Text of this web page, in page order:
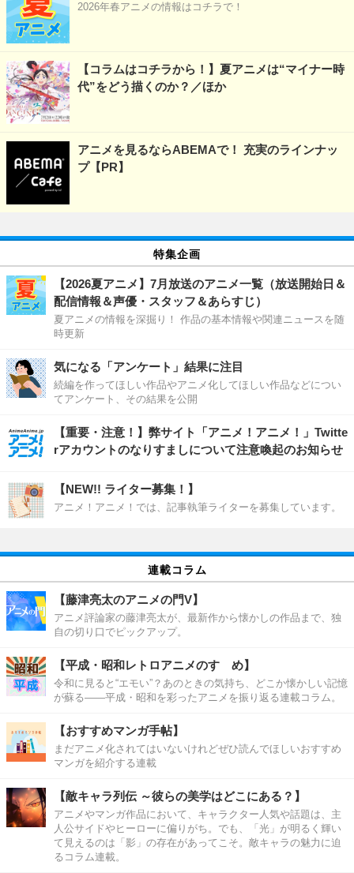
2026年春アニメの情報はコチラで！
【コラムはコチラから！】夏アニメは“マイナー時
代”をどう描くのか？／ほか
アニメを見るならABEMAで！ 充実のラインナッ
プ【PR】
特集企画
【2026夏アニメ】7月放送のアニメ一覧（放送開始日＆
配信情報＆声優・スタッフ＆あらすじ）
夏アニメの情報を深掘り！ 作品の基本情報や関連ニュースを随
時更新
気になる「アンケート」結果に注目
続編を作ってほしい作品やアニメ化してほしい作品などについ
てアンケート、その結果を公開
【重要・注意！】弊サイト「アニメ！アニメ！」Twitte
rアカウントのなりすましについて注意喚起のお知らせ
【NEW!! ライター募集！】
アニメ！アニメ！では、記事執筆ライターを募集しています。
連載コラム
【藤津亮太のアニメの門V】
アニメ評論家の藤津亮太が、最新作から懐かしの作品まで、独
自の切り口でピックアップ。
【平成・昭和レトロアニメのすゝめ】
令和に見ると“エモい”？あのときの気持ち、どこか懐かしい記憶
が蘇る――平成・昭和を彩ったアニメを振り返る連載コラム。
【おすすめマンガ手帖】
まだアニメ化されてはいないけれどぜひ読んでほしいおすすめ
マンガを紹介する連載
【敵キャラ列伝 ～彼らの美学はどこにある？】
アニメやマンガ作品において、キャラクター人気や話題は、主
人公サイドやヒーローに偏りがち。でも、「光」が明るく輝い
て見えるのは「影」の存在があってこそ。敵キャラの魅力に迫
るコラム連載。